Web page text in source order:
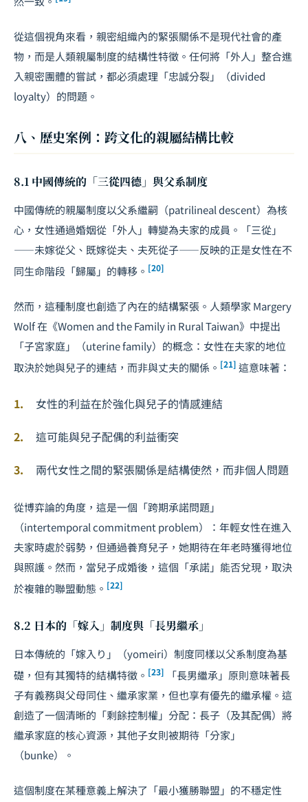
從這個視角來看，親密組織內的緊張關係不是現代社會的產
物，而是人類親屬制度的結構性特徵。任何將「外人」整合進
入親密團體的嘗試，都必須處理「忠誠分裂」（divided
loyalty）的問題。
八、歷史案例：跨文化的親屬結構比較
8.1 中國傳統的「三從四德」與父系制度
中國傳統的親屬制度以父系繼嗣（patrilineal descent）為核
心，女性通過婚姻從「外人」轉變為夫家的成員。「三從」
——未嫁從父、既嫁從夫、夫死從子——反映的正是女性在不
同生命階段「歸屬」的轉移。 [20]
然而，這種制度也創造了內在的結構緊張。人類學家 Margery
Wolf 在《Women and the Family in Rural Taiwan》中提出
「子宮家庭」（uterine family）的概念：女性在夫家的地位
取決於她與兒子的連結，而非與丈夫的關係。 [21] 這意味著：
女性的利益在於強化與兒子的情感連結
這可能與兒子配偶的利益衝突
兩代女性之間的緊張關係是結構使然，而非個人問題
從博弈論的角度，這是一個「跨期承諾問題」
（intertemporal commitment problem）：年輕女性在進入
夫家時處於弱勢，但通過養育兒子，她期待在年老時獲得地位
與照護。然而，當兒子成婚後，這個「承諾」能否兌現，取決
於複雜的聯盟動態。 [22]
8.2 日本的「嫁入」制度與「長男繼承」
日本傳統的「嫁入り」（yomeiri）制度同樣以父系制度為基
礎，但有其獨特的結構特徵。 [23]
「長男繼承」原則意味著長
子有義務與父母同住、繼承家業，但也享有優先的繼承權。這
創造了一個清晰的「剩餘控制權」分配：長子（及其配偶）將
繼承家庭的核心資源，其他子女則被期待「分家」
（bunke）。
這個制度在某種意義上解決了「最小獲勝聯盟」的不穩定性